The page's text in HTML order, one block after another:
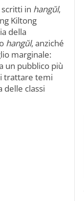
in hangŭl,
Kiltong
della
hangŭl, anziché
marginale:
un pubblico più
trattare temi
delle classi